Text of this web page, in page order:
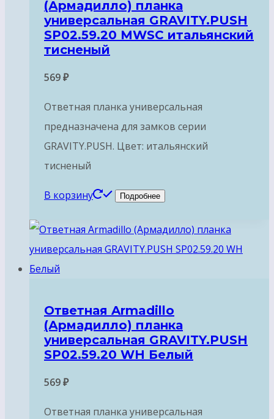
(Армадилло) планка
универсальная GRAVITY.PUSH
SP02.59.20 MWSC итальянский
тисненый
569₽
Ответная планка универсальная
предназначена для замков серии
GRAVITY.PUSH. Цвет: итальянский
тисненый
В корзину Подробнее
Ответная Armadillo
(Армадилло) планка
универсальная GRAVITY.PUSH
SP02.59.20 WH Белый
569₽
Ответная планка универсальная